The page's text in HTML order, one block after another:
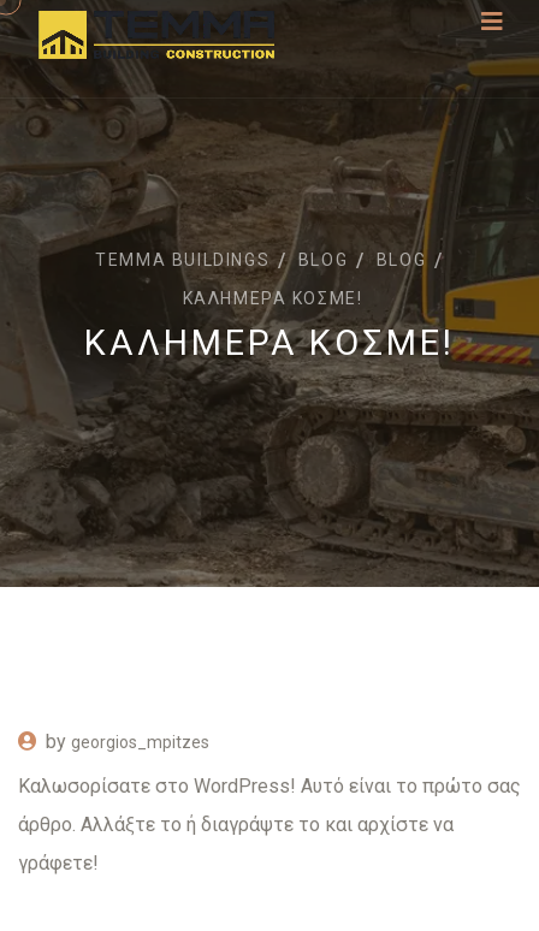
TEMMA BUILDINGS BLOG
BLOG
ΚΑΛΗΜΈΡΑ ΚΌΣΜΕ!
ΚΑΛΗΜΈΡΑ ΚΌΣΜΕ!
by georgios_mpitzes
Καλωσορίσατε στο WordPress! Αυτό είναι το πρώτο σας
άρθρο. Αλλάξτε το ή διαγράψτε το και αρχίστε να
γράφετε!